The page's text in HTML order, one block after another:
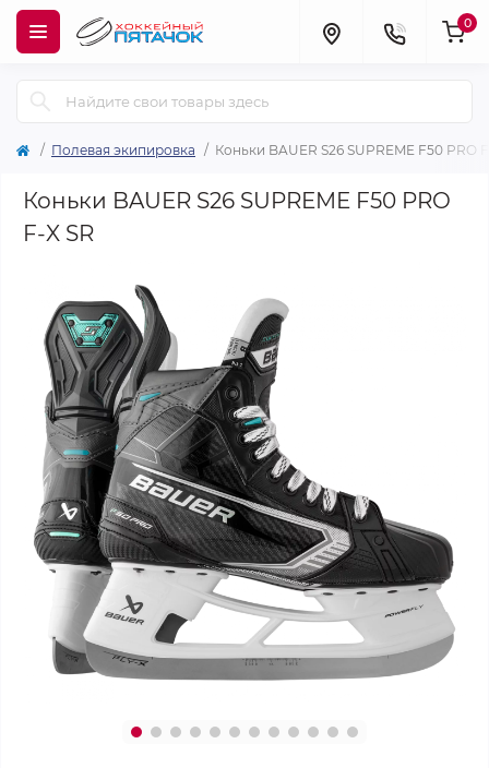
0
Полевая экипировка Коньки BAUER S26 SUPREME F50 PRO
Коньки BAUER S26 SUPREME F50 PRO
F-X SR